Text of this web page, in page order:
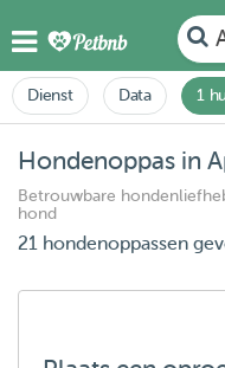
Dienst Data 1
Hondenoppas in
Betrouwbare
hond
21 hondenoppassen